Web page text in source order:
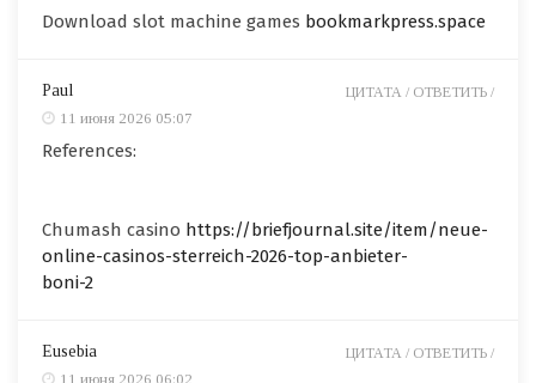
Download slot machine games bookmarkpress.space
Paul
11 июня 2026 05:07
References:
Chumash casino https://briefjournal.site/item/neue-
online-casinos-sterreich-2026-top-anbieter-
boni-2
ЦИТАТА / ОТВЕТИТЬ /
Eusebia
11 июня 2026 06:02
ЦИТАТА / ОТВЕТИТЬ /